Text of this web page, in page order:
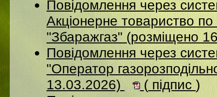
Повідомлення через
Акцiонерне товариство по
"Збаражгаз" (розміщено
Повідомлення через
"Оператор
13.03.2026)
( підпис )